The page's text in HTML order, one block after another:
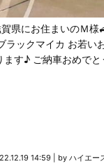
県にお住まいのＭ様
ラックマイカ お若い
ます♪ ご納車おめで
14:59 by ハイエー